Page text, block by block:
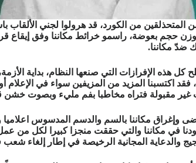
من الكورد، قد هرولوا لجني الألقاب
حجم بعوضة، راسمو خرائط مكاننا وفق
ضدّ مكاننا.
الإفرازات التي صنعها النظام، بداية
اكتسبنا المزيد من المزيفين سواء في الإعلام
غير مقبولة فتراه مخاطبا بفم مليء وبصوت خشن
مكاننا بالسم والدسم المدسوس
في مكاننا والتي حققت منجزا كبيرا لكل
والدعاية المجانية الرخيصة في إطار إلغاء